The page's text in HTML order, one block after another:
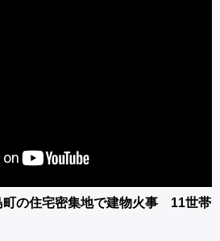
町の住宅密集地で建物火事 11世帯